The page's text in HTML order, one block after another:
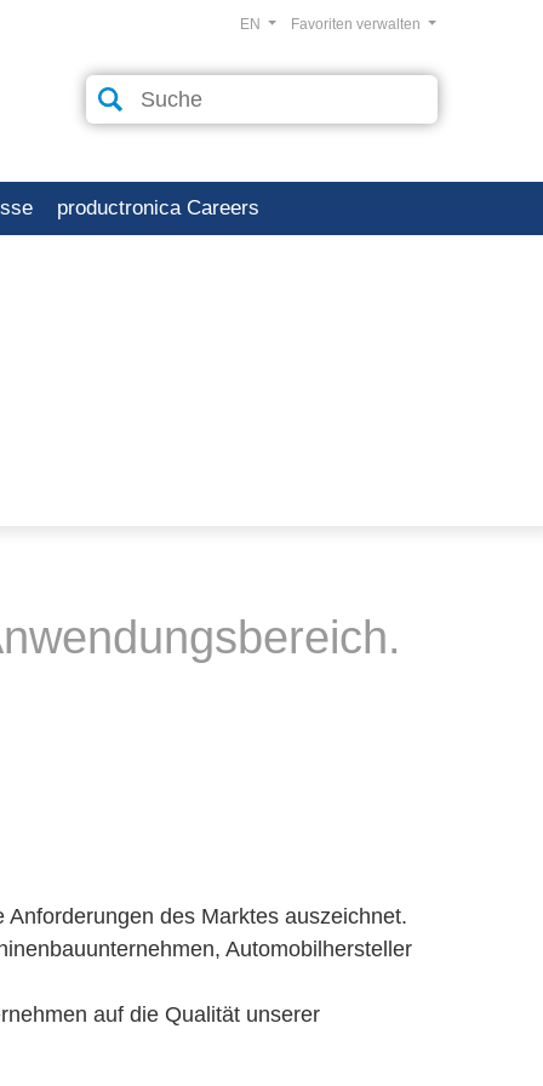
Favoriten verwalten
EN
productronica Careers
des Marktes auszeichnet.
Automobilhersteller
auf die Qualität unserer